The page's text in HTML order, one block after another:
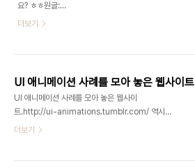
요? ㅎㅎ원글:
https://www.facebook.com/photo.php?
더보기
UI 애니메이션 사례를 모아 놓은 웹사이트
UI 애니메이션 사례를 모아 놓은 웹사이
트.http://ui-animations.tumblr.com/ 역시
iOS가 많습니다.(대단한 iOS) 패스북의 카드 자르는
더보기